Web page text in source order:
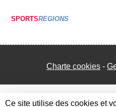
SPORTSREGIONS
Charte cookies
Ce site utilise des cookies et